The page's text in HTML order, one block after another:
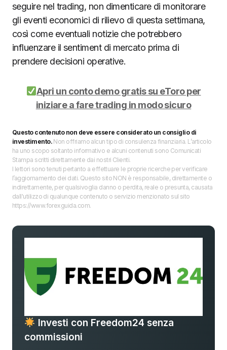
seguire nel trading, non dimenticare di monitorare
gli eventi economici di rilievo di questa settimana,
così come eventuali notizie che potrebbero
influenzare il sentiment di mercato prima di
prendere decisioni operative.
Apri un conto demo gratis su eToro per
iniziare a faretrading in modo sicuro
Questo contenuto non deve essere considerato un consiglio di
investimento.Non offriamo alcun tipo di consulenza finanziaria. L’articolo
ha uno scopo soltanto informativo e alcuni contenuti sono Comunicati
Stampa scritti direttamente dai nostri Clienti.
I lettori sono tenuti pertanto a effettuare le proprie ricerche per verificare
l’aggiornamento dei dati. Questo sito NON è responsabile, direttamente o
indirettamente, per qualsivoglia danno o perdita, reale o presunta, causata
dall'utilizzo di qualunque contenuto o servizio menzionato sul sito
https://www.forexguida.com.
Investi con Freedom24 senza
commissioni